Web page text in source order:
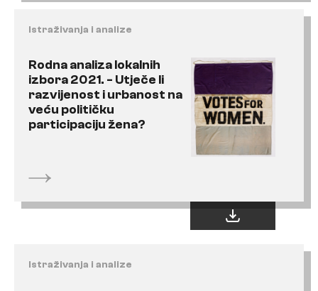
Istraživanja i analize
Rodna analiza lokalnih
izbora 2021. - Utječe li
razvijenost i urbanost na
veću političku
participaciju žena?
Istraživanja i analize